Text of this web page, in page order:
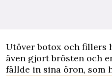
Utöver botox och fillers
även gjort brösten och
fällde in sina öron, som